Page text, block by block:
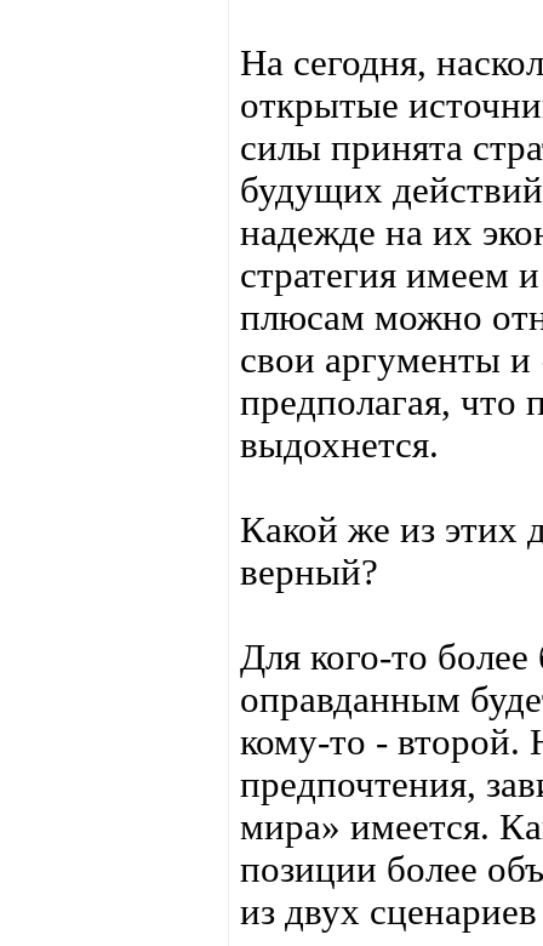
На сегодня,
открытые
силы принята
будущих
надежде на их
стратегия имеем
плюсам можно
свои аргументы
предполагая, что
выдохнется.
Какой же из этих
верный?
Для кого-то
оправданным
кому-то - второй.
предпочтения,
мира» имеется.
позиции более
из двух